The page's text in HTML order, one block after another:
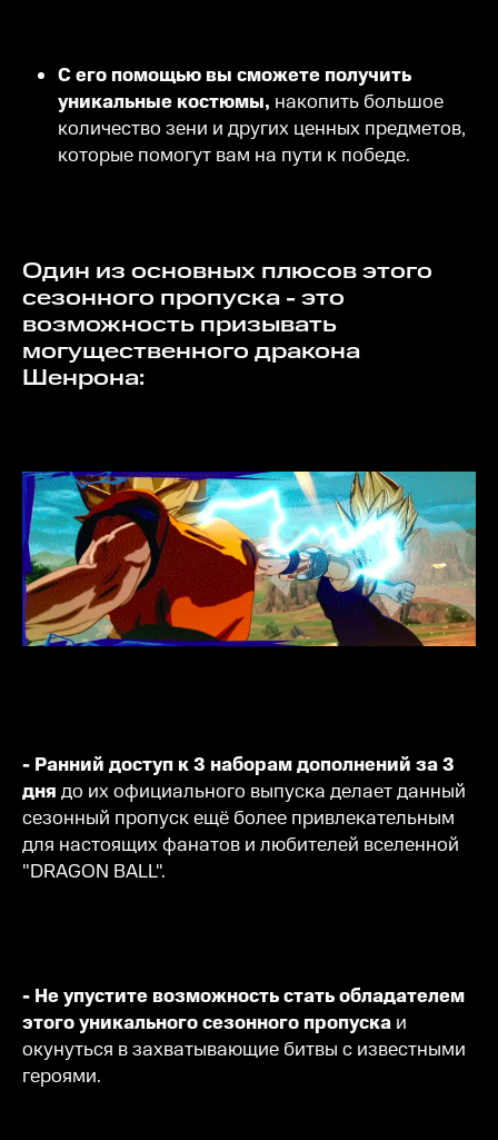
С его помощью вы сможете получить
уникальные костюмы, накопить большое
количество зени и других ценных предметов,
которые помогут вам на пути к победе.
Один из основных плюсов этого
сезонного пропуска - это
возможность призывать
могущественного дракона
Шенрона:
- Ранний доступ к 3 наборам дополнений за 3
дня до их официального выпуска делает данный
сезонный пропуск ещё более привлекательным
для настоящих фанатов и любителей вселенной
"DRAGON BALL".
- Не упустите возможность стать обладателем
этого уникального сезонного пропуска и
окунуться в захватывающие битвы с известными
героями.